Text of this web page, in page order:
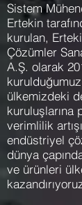
Sistem
Ertekin
kurulan,
Çözümler
A.Ş. olarak
ülkemizdeki
kuruluşlarına
verimlilik
endüstriyel
dünya
ve ürünleri